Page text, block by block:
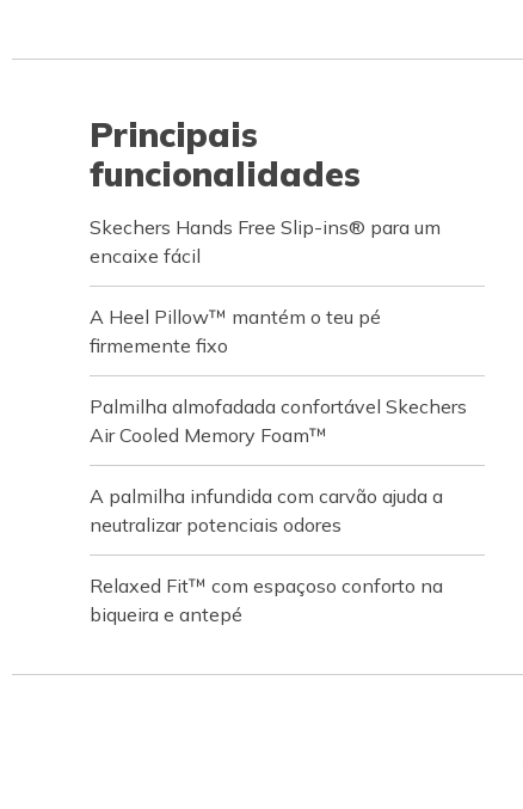
Principais
funcionalidades
Skechers Hands Free Slip-ins® para um
encaixe fácil
A Heel Pillow™ mantém o teu pé
firmemente fixo
Palmilha almofadada confortável Skechers
Air Cooled Memory Foam™
A palmilha infundida com carvão ajuda a
neutralizar potenciais odores
Relaxed Fit™ com espaçoso conforto na
biqueira e antepé